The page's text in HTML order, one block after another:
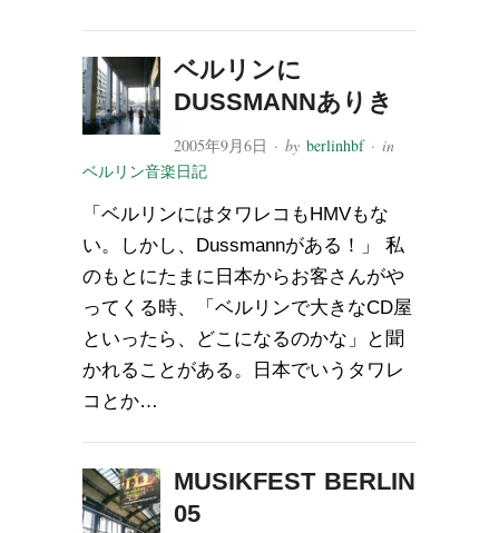
ベルリンに
DUSSMANNありき
2005年9月6日 · byberlinhbf· in
ベルリン音楽日記
「ベルリンにはタワレコもHMVもな
い。しかし、Dussmannがある！」 私
のもとにたまに日本からお客さんがや
ってくる時、「ベルリンで大きなCD屋
といったら、どこになるのかな」と聞
かれることがある。日本でいうタワレ
コとか…
MUSIKFEST BERLIN
05